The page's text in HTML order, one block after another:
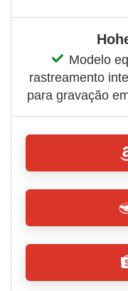
Modelo
rastreamento
para gravação